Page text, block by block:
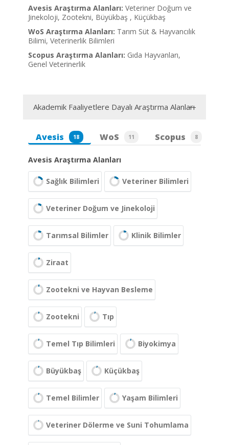
Avesis Araştırma Alanları: Veteriner Doğum ve
Jinekoloji, Zootekni, Büyükbaş , Küçükbaş
WoS Araştırma Alanları: Tarım Süt & Hayvancılık
Bilimi, Veterinerlik Bilimleri
Scopus Araştırma Alanları: Gıda Hayvanları,
Genel Veterinerlik
Akademik Faaliyetlere Dayalı Araştırma Alanları
Avesis 18 WoS 11 Scopus 8
Avesis Araştırma Alanları
Sağlık Bilimleri Veteriner Bilimleri
Veteriner Doğum ve Jinekoloji
Tarımsal Bilimler Klinik Bilimler
Ziraat
Zootekni ve Hayvan Besleme
Zootekni Tıp
Temel Tıp Bilimleri Biyokimya
Büyükbaş Küçükbaş
Temel Bilimler Yaşam Bilimleri
Veteriner Dölerme ve Suni Tohumlama